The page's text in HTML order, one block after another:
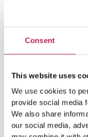
Consent
This website uses
We use cookies to
provide social media
We also share
our social media,